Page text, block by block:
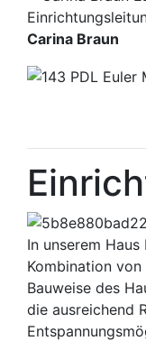
Carina Braun
In unserem
Kombination von
Bauweise des
die ausreichend